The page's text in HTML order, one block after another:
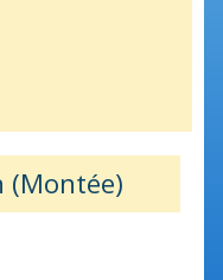
(Montée)